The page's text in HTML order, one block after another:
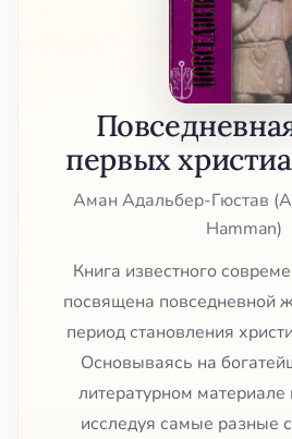
первых
Аман Адальбер-Гюстав
Hamman)
Книга известного
посвящена повседневной
период становления
Основываясь на
литературном материале
исследуя самые разные